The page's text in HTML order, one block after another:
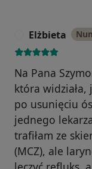
Elżbieta
Na Pana
która widziała,
po usunięciu
jednego
trafiłam ze
(MCZ), ale